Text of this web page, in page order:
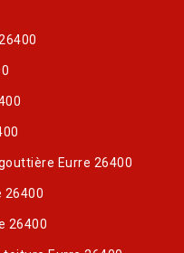
Eurre 26400
26400
26400